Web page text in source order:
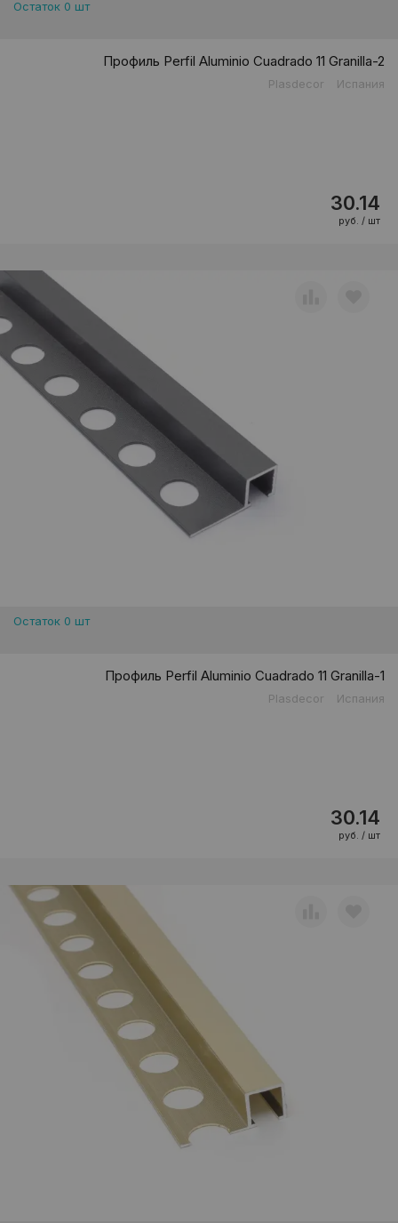
Остаток 0 шт
Профиль Perfil Aluminio Cuadrado 11 Granilla-2
Plasdecor Испания
30.14
руб. / шт
Остаток 0 шт
Профиль Perfil Aluminio Cuadrado 11 Granilla-1
Plasdecor Испания
30.14
руб. / шт